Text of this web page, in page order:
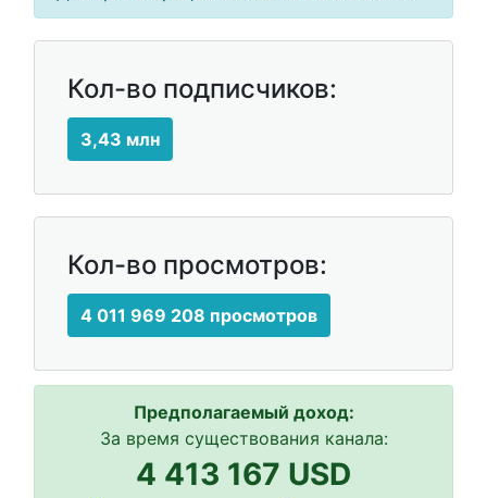
Кол-во подписчиков:
3,43 млн
Кол-во просмотров:
4 011 969 208 просмотров
Предполагаемый доход:
За время существования канала:
4 413 167 USD